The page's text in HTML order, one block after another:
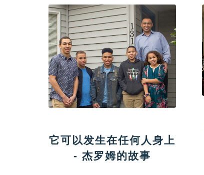
它可以发生在任何人身上
- 杰罗姆的故事